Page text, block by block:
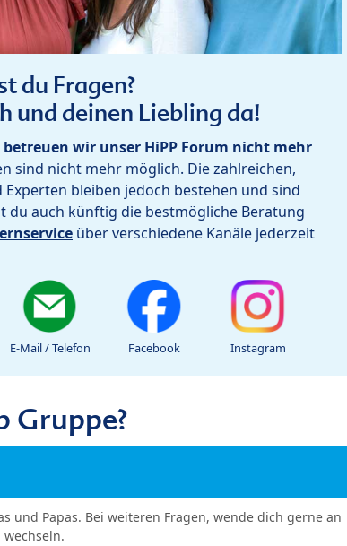
du Fragen?
und deinen Liebling da!
wir unser HiPP Forum nicht mehr
sind nicht mehr möglich. Die zahlreichen,
bleiben jedoch bestehen und sind
auch künftig die bestmögliche Beratung
über verschiedene Kanäle jederzeit
E-Mail / Telefon Facebook Instagram
Gruppe?
und Papas. Bei weiteren Fragen, wende dich gerne an
wechseln.